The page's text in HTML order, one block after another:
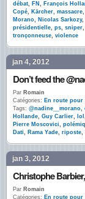
débat, FN , François
Copé, Kärcher, massacre,
Morano, Nicolas Sarkozy,
présidentielle, ps, sniper,
tronçonneuse, violence
jan 4, 2012
Don’t feed the
Par Romain
Catégories: En route pour
Tags: @nadine__morano,
Hollande, Guy Carlier, lol ,
Pierre Moscovici,
Dati, Rama Yade, riposte,
jan 3, 2012
Christophe
Par Romain
Catégories: En route pour